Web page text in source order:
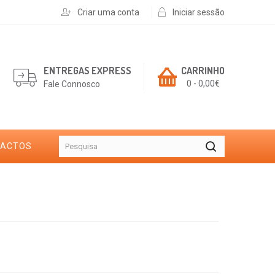
Criar uma conta Iniciar sessão
CARRINHO
0 - 0,00€
ENTREGAS EXPRESS
Fale Connosco